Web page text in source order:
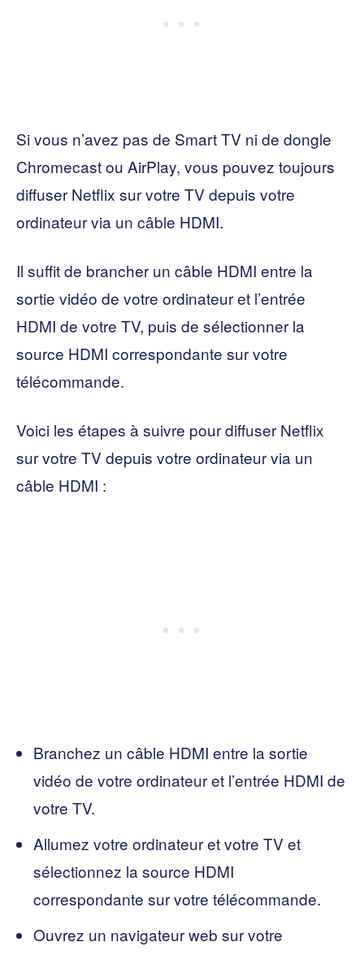
Si vous n’avez pas de Smart TV ni de dongle
Chromecast ou AirPlay, vous pouvez toujours
diffuser Netflix sur votre TV depuis votre
ordinateur via un câble HDMI.
Il suffit de brancher un câble HDMI entre la
sortie vidéo de votre ordinateur et l’entrée
HDMI de votre TV, puis de sélectionner la
source HDMI correspondante sur votre
télécommande.
Voici les étapes à suivre pour diffuser Netflix
sur votre TV depuis votre ordinateur via un
câble HDMI :
Branchez un câble HDMI entre la sortie
vidéo de votre ordinateur et l’entrée HDMI de
votre TV.
Allumez votre ordinateur et votre TV et
sélectionnez la source HDMI
correspondante sur votre télécommande.
Ouvrez un navigateur web sur votre